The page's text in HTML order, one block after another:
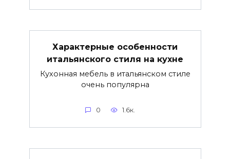
Характерные особенности
итальянского стиля на кухне
Кухонная мебель в итальянском стиле
очень популярна
0 1.6к.